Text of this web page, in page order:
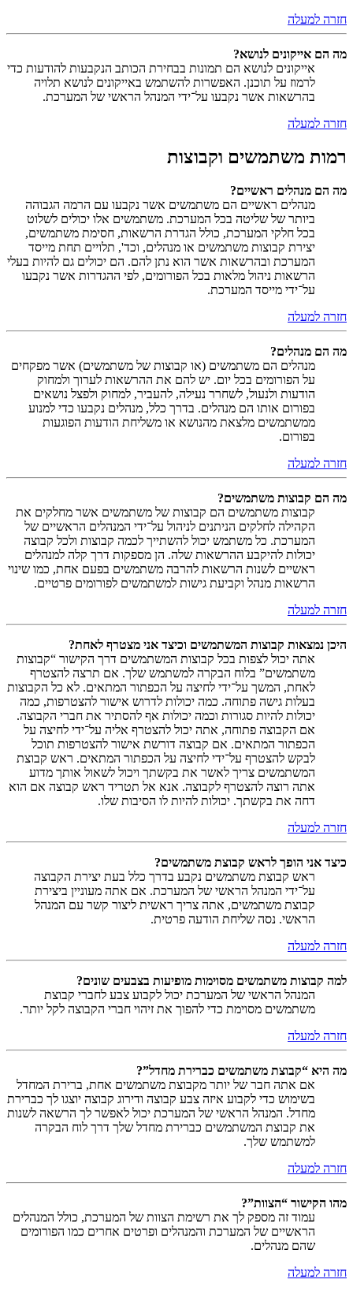
חזרה למעלה
מה הם אייקונים לנושא?
אייקונים לנושא הם תמונות בבחירת הכותב הנקבעות להודעות כדי
לרמוז על תוכנן. האפשרות להשתמש באייקונים לנושא תלויה
בהרשאות אשר נקבעו על־ידי המנהל הראשי של המערכת.
חזרה למעלה
רמות משתמשים וקבוצות
מה הם מנהלים ראשיים?
מנהלים ראשיים הם משתמשים אשר נקבעו עם הרמה הגבוהה
ביותר של שליטה בכל המערכת. משתמשים אלו יכולים לשלוט
בכל חלקי המערכת, כולל הגדרת הרשאות, חסימת משתמשים,
יצירת קבוצות משתמשים או מנהלים, וכד', תלויים תחת מייסד
המערכת ובהרשאות אשר הוא נתן להם. הם יכולים גם להיות בעלי
הרשאות ניהול מלאות בכל הפורומים, לפי ההגדרות אשר נקבעו
על־ידי מייסד המערכת.
חזרה למעלה
מה הם מנהלים?
מנהלים הם משתמשים (או קבוצות של משתמשים) אשר מפקחים
על הפורומים בכל יום. יש להם את ההרשאות לערוך ולמחוק
הודעות ולנעול, לשחרר נעילה, להעביר, למחוק ולפצל נושאים
בפורום אותו הם מנהלים. בדרך כלל, מנהלים נקבעו כדי למנוע
ממשתמשים מלצאת מהנושא או משליחת הודעות הפוגעות
בפורום.
חזרה למעלה
מה הם קבוצות משתמשים?
קבוצות משתמשים הם קבוצות של משתמשים אשר מחלקים את
הקהילה לחלקים הניתנים לניהול על־ידי המנהלים הראשיים של
המערכת. כל משתמש יכול להשתייך לכמה קבוצות ולכל קבוצה
יכולות להיקבע ההרשאות שלה. הן מספקות דרך קלה למנהלים
ראשיים לשנות הרשאות להרבה משתמשים בפעם אחת, כמו שינוי
הרשאות מנהל וקביעת גישות למשתמשים לפורומים פרטיים.
חזרה למעלה
היכן נמצאות קבוצות המשתמשים וכיצד אני מצטרף לאחת?
אתה יכול לצפות בכל קבוצות המשתמשים דרך הקישור “קבוצות
משתמשים” בלוח הבקרה למשתמש שלך. אם תרצה להצטרף
לאחת, המשך על־ידי לחיצה על הכפתור המתאים. לא כל הקבוצות
בעלות גישה פתוחה. כמה יכולות לדרוש אישור להצטרפות, כמה
יכולות להיות סגורות וכמה יכולות אף להסתיר את חברי הקבוצה.
אם הקבוצה פתוחה, אתה יכול להצטרף אליה על־ידי לחיצה על
הכפתור המתאים. אם קבוצה דורשת אישור להצטרפות תוכל
לבקש להצטרף על־ידי לחיצה על הכפתור המתאים. ראש קבוצת
המשתמשים צריך לאשר את בקשתך ויכול לשאול אותך מדוע
אתה רוצה להצטרף לקבוצה. אנא אל תטריד ראש קבוצה אם הוא
דחה את בקשתך. יכולות להיות לו הסיבות שלו.
חזרה למעלה
כיצד אני הופך לראש קבוצת משתמשים?
ראש קבוצת משתמשים נקבע בדרך כלל בעת יצירת הקבוצה
על־ידי המנהל הראשי של המערכת. אם אתה מעוניין ביצירת
קבוצת משתמשים, אתה צריך ראשית ליצור קשר עם המנהל
הראשי. נסה שליחת הודעה פרטית.
חזרה למעלה
למה קבוצות משתמשים מסוימות מופיעות בצבעים שונים?
המנהל הראשי של המערכת יכול לקבוע צבע לחברי קבוצת
משתמשים מסוימת כדי להפוך את זיהוי חברי הקבוצה לקל יותר.
חזרה למעלה
מה היא “קבוצת משתמשים כברירת מחדל”?
אם אתה חבר של יותר מקבוצת משתמשים אחת, ברירת המחדל
בשימוש כדי לקבוע איזה צבע קבוצה ודירוג קבוצה יוצגו לך כברירת
מחדל. המנהל הראשי של המערכת יכול לאפשר לך הרשאה לשנות
את קבוצת המשתמשים כברירת מחדל שלך דרך לוח הבקרה
למשתמש שלך.
חזרה למעלה
מהו הקישור “הצוות”?
עמוד זה מספק לך את רשימת הצוות של המערכת, כולל המנהלים
הראשיים של המערכת והמנהלים ופרטים אחרים כמו הפורומים
שהם מנהלים.
חזרה למעלה